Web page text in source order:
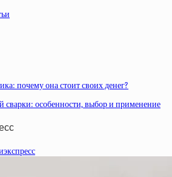
почему она стоит своих денег?
сварки: особенности, выбор и применение